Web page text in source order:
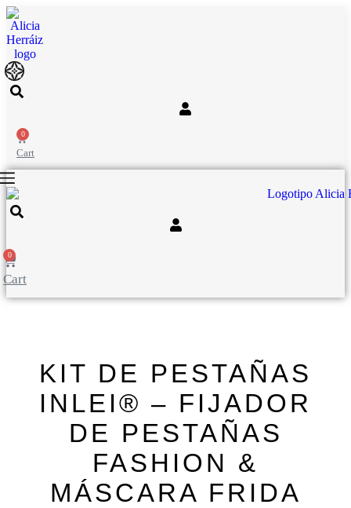
Ir
al
contenido
0
Cart
0
Cart
KIT DE PESTAÑAS
INLEI® – FIJADOR
DE PESTAÑAS
FASHION &
MÁSCARA FRIDA